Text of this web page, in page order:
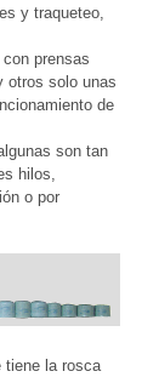
y traqueteo,
prensas
otros solo unas
de
son tan
hilos,
o por
tiene la rosca